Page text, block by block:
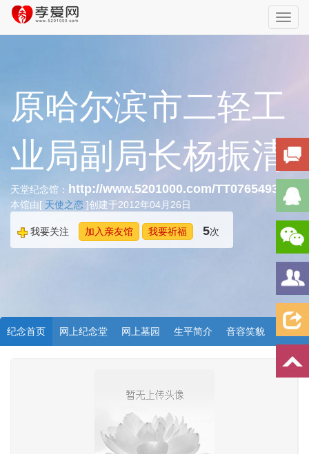
原哈尔滨市二轻工
业局副局长杨振清
天堂纪念馆： http://www.5201000.com/TT076549385
本馆由[ 天使之恋 ]创建于2012年04月26日
我要关注 加入亲友馆 我要祈福 5次
纪念首页 网上纪念堂 网上墓园 生平简介 音容笑貌